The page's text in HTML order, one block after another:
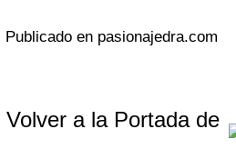
Publicado en pasionajedra.com
Volver a la Portada de